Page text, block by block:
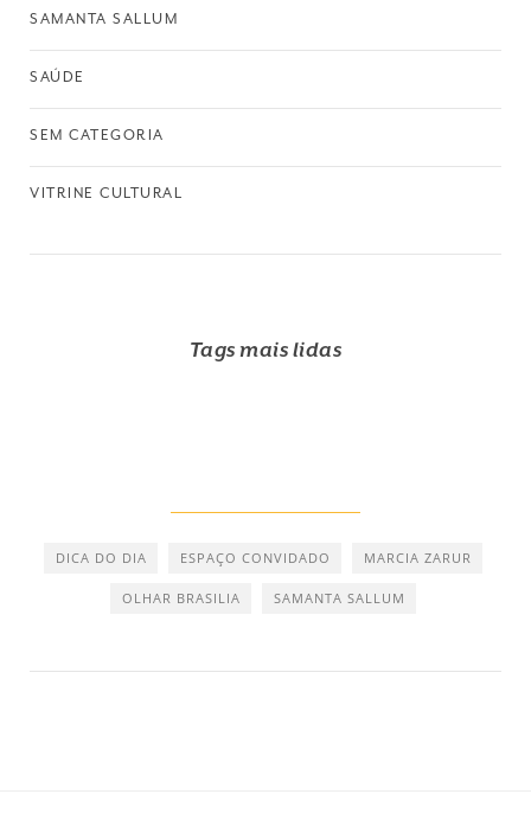
SAMANTA SALLUM
SAÚDE
SEM CATEGORIA
VITRINE CULTURAL
Tags mais lidas
DICA DO DIA ESPAÇO CONVIDADO MARCIA ZARUR
OLHAR BRASILIA SAMANTA SALLUM